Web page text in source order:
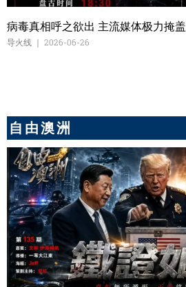
病毒真相呼之欲出 主流媒体极力掩盖
导火线 2026-06-26
自由澳洲